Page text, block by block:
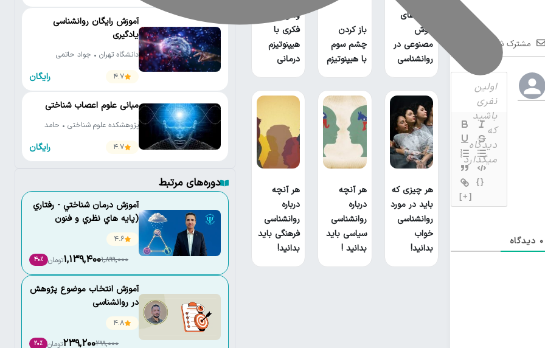
مشترک شوید
{}
[+]
0 دیدگاه
کاربردهای
هوش
مصنوعی در
روانشناسی
باز کردن
چشم سوم
با هیپنوتیزم
وسواس
فکری با
هیپنوتیزم
درمانی
هر چیزی که
باید در مورد
روانشناسی
خواب
بدانید!
هر آنچه
درباره
روانشناسی
سیاسی باید
بدانید !
هر آنچه
درباره
روانشناسی
فرهنگی باید
بدانید!
آموزش رایگان روانشناسی
یادگیری
دانشگاه تهران • جواد حاتمی
4.7
رایگان
مبانی علوم اعصاب شناختی
پژوهشکده علوم شناختی • حامد
4.7
رایگان
دوره‌های مرتبط
آموزش درمان شناختي - رفتاري
(پايه هاي نظري و فنون
4.6
1,899,000
1,139,400تومان 40٪
آموزش انتخاب موضوع پژوهش
در روانشناسی
4.8
299,000
239,200تومان 20٪